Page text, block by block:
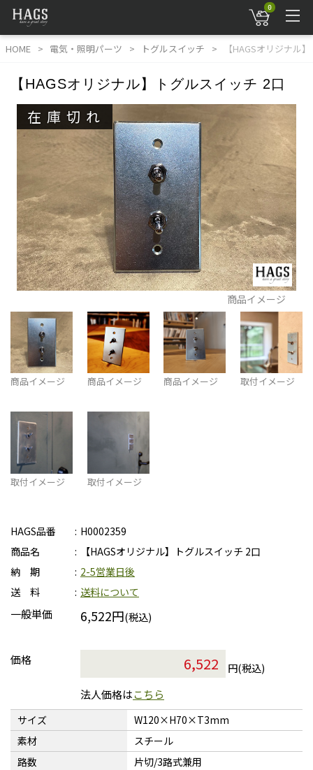
0
HOME 電気・照明パーツ トグルスイッチ 【HAGSオリジナル
【HAGSオリジナル】トグルスイッチ 2口
在庫切れ
商品イメージ
商品イメージ 商品イメージ 商品イメージ 取付イメージ
取付イメージ 取付イメージ
HAGS品番
H0002359
商品名
【HAGSオリジナル】トグルスイッチ 2口
納 期
2-5営業日後
送 料
送料について
一般単価 6,522円(税込)
価格
円(税込)
法人価格はこちら
サイズ
W120×H70×T3mm
素材
スチール
路数
片切/3路式兼用